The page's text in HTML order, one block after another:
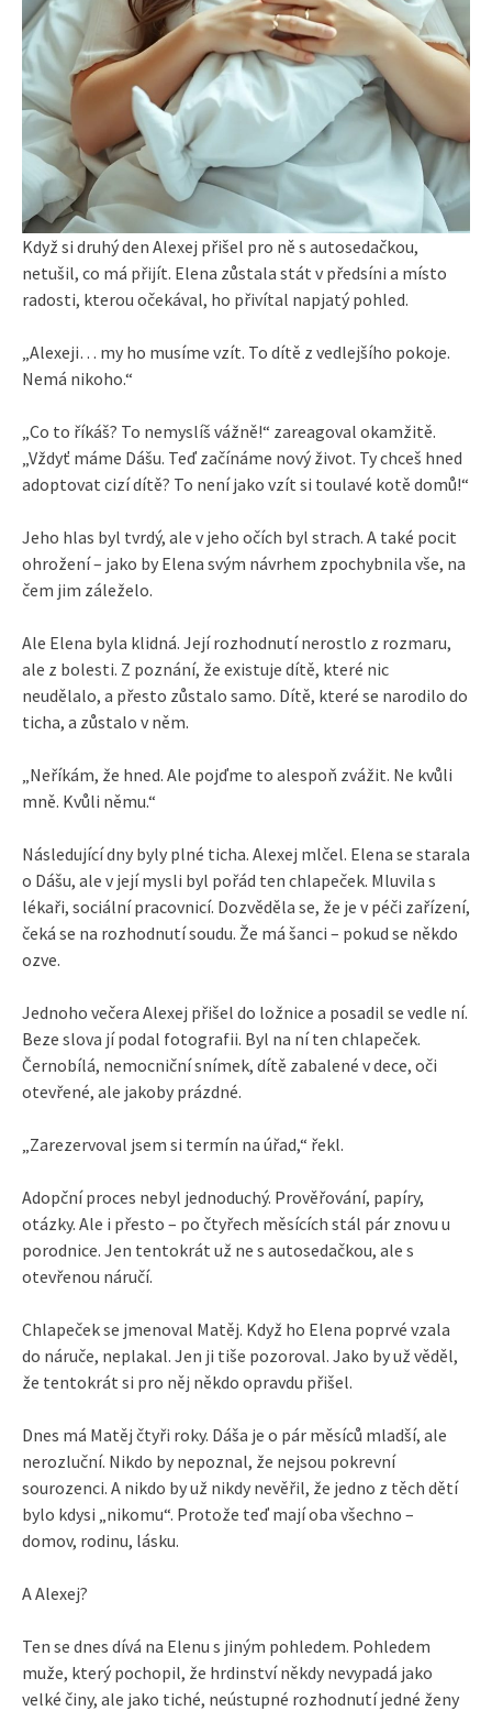
Když si druhý den Alexej přišel pro ně s autosedačkou,
netušil, co má přijít. Elena zůstala stát v předsíni a místo
radosti, kterou očekával, ho přivítal napjatý pohled.
„Alexeji… my ho musíme vzít. To dítě z vedlejšího pokoje.
Nemá nikoho.“
„Co to říkáš? To nemyslíš vážně!“ zareagoval okamžitě.
„Vždyť máme Dášu. Teď začínáme nový život. Ty chceš hned
adoptovat cizí dítě? To není jako vzít si toulavé kotě domů!“
Jeho hlas byl tvrdý, ale v jeho očích byl strach. A také pocit
ohrožení – jako by Elena svým návrhem zpochybnila vše, na
čem jim záleželo.
Ale Elena byla klidná. Její rozhodnutí nerostlo z rozmaru,
ale z bolesti. Z poznání, že existuje dítě, které nic
neudělalo, a přesto zůstalo samo. Dítě, které se narodilo do
ticha, a zůstalo v něm.
„Neříkám, že hned. Ale pojďme to alespoň zvážit. Ne kvůli
mně. Kvůli němu.“
Následující dny byly plné ticha. Alexej mlčel. Elena se starala
o Dášu, ale v její mysli byl pořád ten chlapeček. Mluvila s
lékaři, sociální pracovnicí. Dozvěděla se, že je v péči zařízení,
čeká se na rozhodnutí soudu. Že má šanci – pokud se někdo
ozve.
Jednoho večera Alexej přišel do ložnice a posadil se vedle ní.
Beze slova jí podal fotografii. Byl na ní ten chlapeček.
Černobílá, nemocniční snímek, dítě zabalené v dece, oči
otevřené, ale jakoby prázdné.
„Zarezervoval jsem si termín na úřad,“ řekl.
Adopční proces nebyl jednoduchý. Prověřování, papíry,
otázky. Ale i přesto – po čtyřech měsících stál pár znovu u
porodnice. Jen tentokrát už ne s autosedačkou, ale s
otevřenou náručí.
Chlapeček se jmenoval Matěj. Když ho Elena poprvé vzala
do náruče, neplakal. Jen ji tiše pozoroval. Jako by už věděl,
že tentokrát si pro něj někdo opravdu přišel.
Dnes má Matěj čtyři roky. Dáša je o pár měsíců mladší, ale
nerozluční. Nikdo by nepoznal, že nejsou pokrevní
sourozenci. A nikdo by už nikdy nevěřil, že jedno z těch dětí
bylo kdysi „nikomu“. Protože teď mají oba všechno –
domov, rodinu, lásku.
A Alexej?
Ten se dnes dívá na Elenu s jiným pohledem. Pohledem
muže, který pochopil, že hrdinství někdy nevypadá jako
velké činy, ale jako tiché, neústupné rozhodnutí jedné ženy